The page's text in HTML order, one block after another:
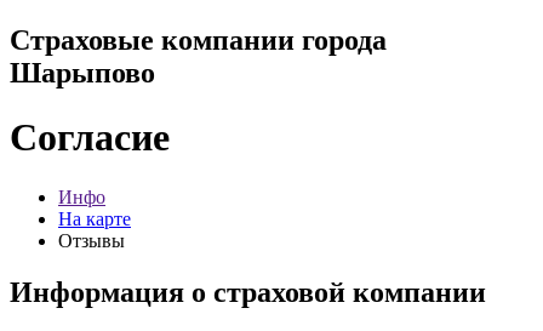
Страховые компании города
Шарыпово
Согласие
Инфо
На карте
Отзывы
Информация о страховой компании